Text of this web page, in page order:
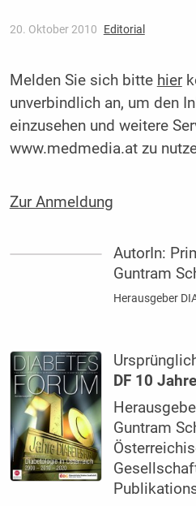
20. Oktober 2010 Editorial
Melden Sie sich bitte hier
unverbindlich an, um den
einzusehen und weitere
www.medmedia.at zu
Zur Anmeldung
AutorIn:
Guntram
Herausgeber
DF 10
Guntram